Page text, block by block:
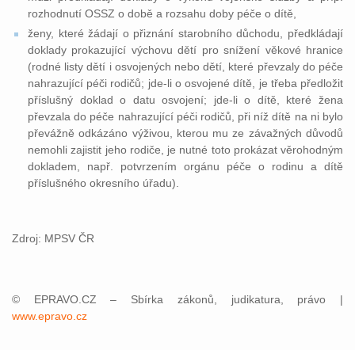
rozhodnutí OSSZ o době a rozsahu doby péče o dítě,
ženy, které žádají o přiznání starobního důchodu, předkládají
doklady prokazující výchovu dětí pro snížení věkové hranice
(rodné listy dětí i osvojených nebo dětí, které převzaly do péče
nahrazující péči rodičů; jde-li o osvojené dítě, je třeba předložit
příslušný doklad o datu osvojení; jde-li o dítě, které žena
převzala do péče nahrazující péči rodičů, při níž dítě na ni bylo
převážně odkázáno výživou, kterou mu ze závažných důvodů
nemohli zajistit jeho rodiče, je nutné toto prokázat věrohodným
dokladem, např. potvrzením orgánu péče o rodinu a dítě
příslušného okresního úřadu).
Zdroj: MPSV ČR
© EPRAVO.CZ – Sbírka zákonů, judikatura, právo |
www.epravo.cz